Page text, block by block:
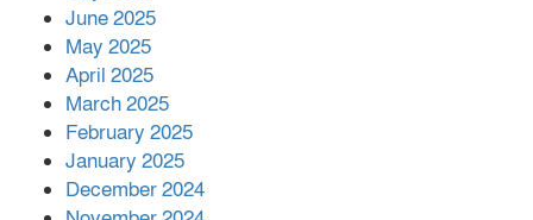
June 2025
May 2025
April 2025
March 2025
February 2025
January 2025
December 2024